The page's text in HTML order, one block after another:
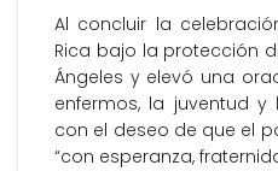
Al concluir la
Rica bajo la protección
Ángeles y elevó una
enfermos, la juventud y
con el deseo de que el
“con esperanza,